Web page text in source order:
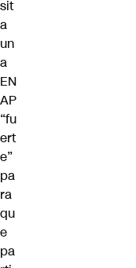
sit
a
un
a
EN
AP
“fu
ert
e”
pa
ra
qu
e
pa